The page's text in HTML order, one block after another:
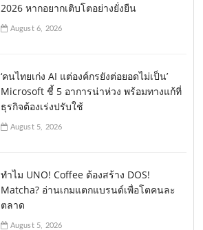
2026 หากอยากเติบโตอย่างยั่งยืน
August 6, 2026
‘คนไทยเก่ง AI แต่องค์กรยังต่อยอดไม่เป็น’
Microsoft ชี้ 5 อาการน่าห่วง พร้อมทางแก้ที่
ธุรกิจต้องเร่งปรับใช้
August 5, 2026
ทำไม UNO! Coffee ต้องสร้าง DOS!
Matcha? อ่านเกมแตกแบรนด์เพื่อโตคนละ
ตลาด
August 5, 2026